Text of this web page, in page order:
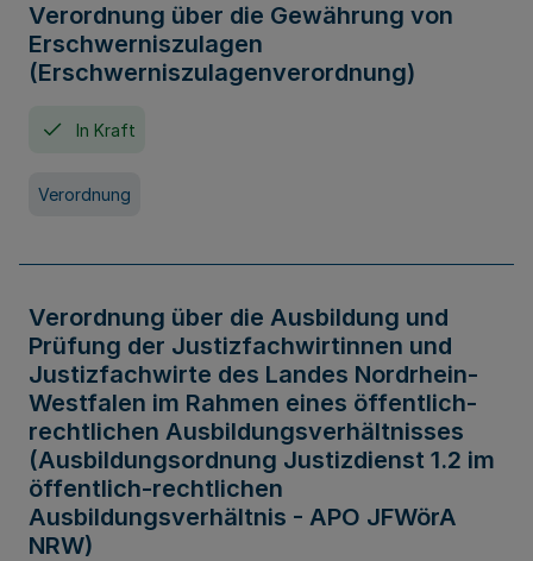
Verordnung über die Gewährung von
Erschwerniszulagen
(Erschwerniszulagenverordnung)
In Kraft
Verordnung
Verordnung über die Ausbildung und
Prüfung der Justizfachwirtinnen und
Justizfachwirte des Landes Nordrhein-
Westfalen im Rahmen eines öffentlich-
rechtlichen Ausbildungsverhältnisses
(Ausbildungsordnung Justizdienst 1.2 im
öffentlich-rechtlichen
Ausbildungsverhältnis - APO JFWörA
NRW)